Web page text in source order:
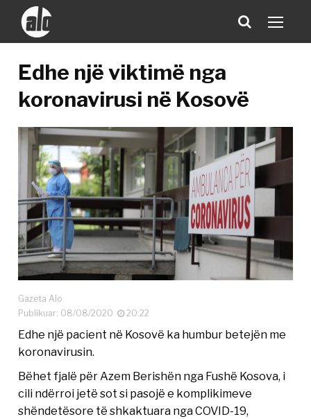
Edhe një viktimë nga
koronavirusi në Kosovë
Gazeta Alo
Publikuar: 08/08/2020
20:22
Edhe një pacient në Kosovë ka humbur betejën me
koronavirusin.
Bëhet fjalë për Azem Berishën nga Fushë Kosova, i
cili ndërroi jetë sot si pasojë e komplikimeve
shëndetësore të shkaktuara nga COVID-19,